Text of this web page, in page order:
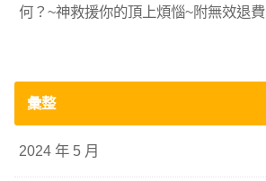
何？~神救援你的頂上煩惱~附無效退費
彙整
2024 年 5 月